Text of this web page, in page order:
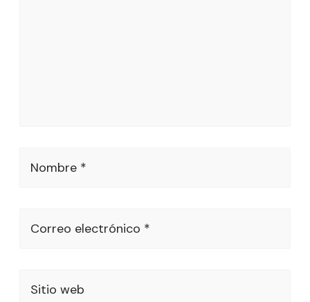
Nombre *
Correo electrónico *
Sitio web